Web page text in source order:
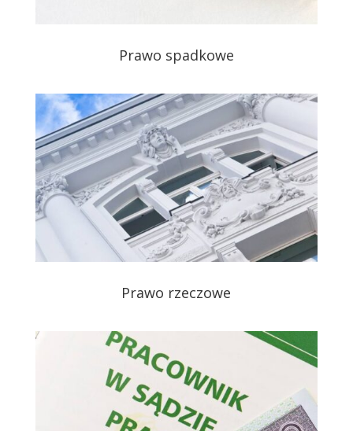
Prawo spadkowe
Prawo rzeczowe